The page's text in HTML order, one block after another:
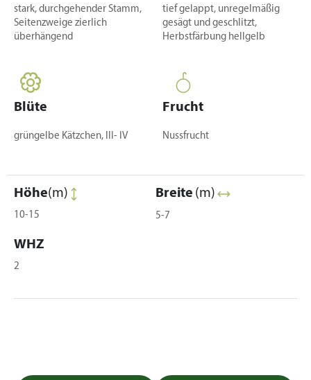
stark, durchgehender Stamm,
Seitenzweige zierlich
überhängend
tief gelappt, unregelmäßig
gesägt und geschlitzt,
Herbstfärbung hellgelb
Blüte
grüngelbe Kätzchen, III- IV
Frucht
Nussfrucht
Höhe(m)
10-15
Breite (m)
5-7
WHZ
2